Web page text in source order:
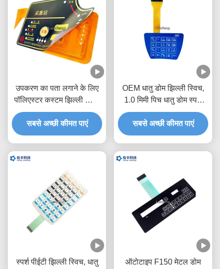
उपकरण का पता लगाने के लिए
पॉलिएस्टर कस्टम झिल्ली स्विच
पैड
सबसे अच्छी कीमत पाएं
OEM धातु डोम झिल्ली स्विच,
1.0 मिमी पिच धातु डोम स्पर्श
स्विच
सबसे अच्छी कीमत पाएं
स्पर्श पीईटी झिल्ली स्विच, धातु
ऑटोटाइप F150 मेटल डोम